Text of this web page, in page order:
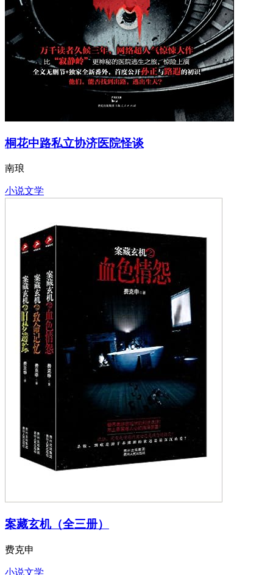
桐花中路私立协济医院怪谈
南琅
小说文学
案藏玄机（全三册）
费克申